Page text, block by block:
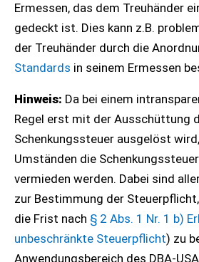
Ermessen, das dem Treuhänder
gedeckt ist. Dies kann z.B.
der Treuhänder durch die
Standards in seinem Ermessen
Hinweis: Da bei einem
Regel erst mit der Ausschüttung
Schenkungssteuer ausgelöst
Umständen die
vermieden werden. Dabei sind
zur Bestimmung der
die Frist nach § 2 Abs. 1 Nr. 1 b)
unbeschränkte Steuerpflicht) zu
Anwendungsbereich des DBA-